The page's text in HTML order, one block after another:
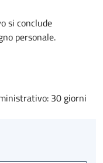
si conclude
personale.
30 giorni